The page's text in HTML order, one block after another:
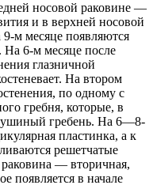
носовой раковине —
и в верхней носовой
м месяце появляются
На 6-м месяце после
глазничной
На втором
по одному с
гребня, которые, в
гребень. На 6—8-
пластинка, а к
решетчатые
— вторичная,
появляется в начале